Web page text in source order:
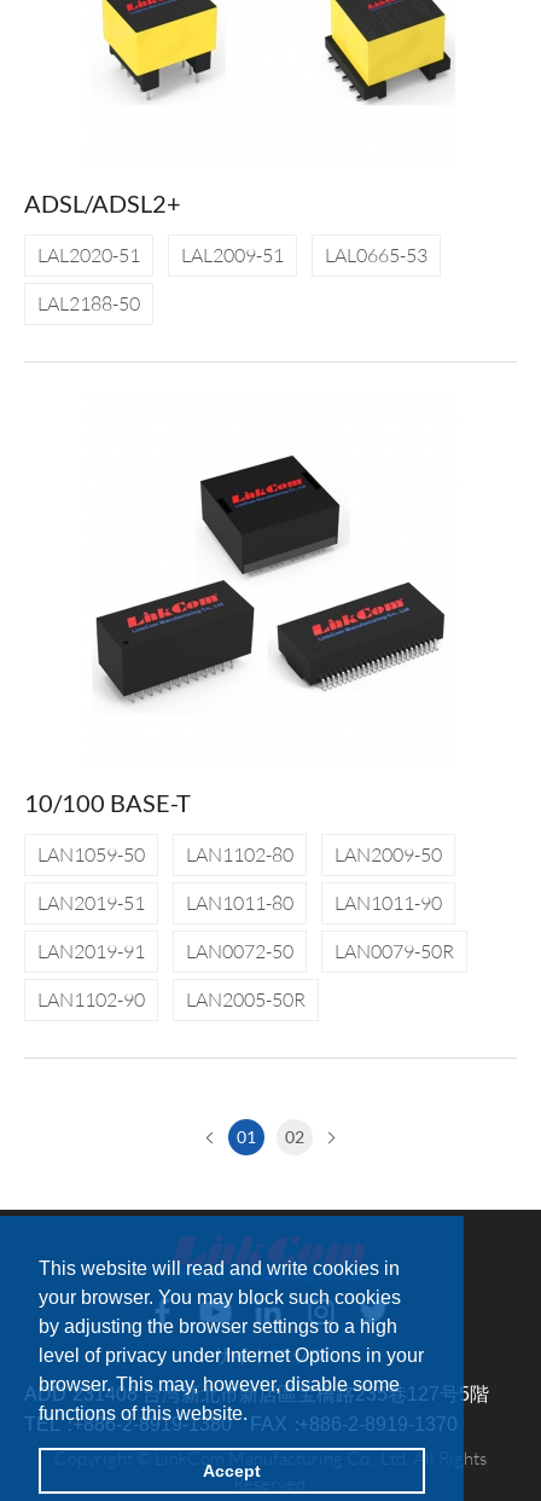
This website will read and write cookies in
your browser. You may block such cookies
by adjusting the browser settings to a high
level of privacy under Internet Options in your
browser. This may, however, disable some
functions of this website.
Accept
ADSL/ADSL2+
LAL2020-51 LAL2009-51
LAL0665-53
LAL2188-50
10/100 BASE-T
LAN1059-50 LAN1102-80
LAN2009-50
LAN2019-51
LAN1011-80
LAN1011-90
LAN2019-91
LAN0072-50
LAN0079-50R
LAN1102-90
LAN2005-50R
01 02
サイトマップ
ADD：231408 台湾新北市新店區宝橋路235巷127号5階
TEL：+886-2-8919-1380 FAX：+886-2-8919-1370
Copyright © LinkCom Manufacturing Co., Ltd. All Rights
Reserved.